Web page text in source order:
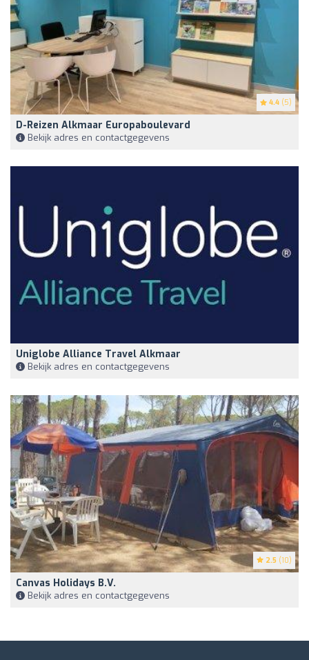
4.4 (5)
D-Reizen Alkmaar Europaboulevard
Bekijk adres en contactgegevens
Uniglobe Alliance Travel Alkmaar
Bekijk adres en contactgegevens
2.5 (10)
Canvas Holidays B.V.
Bekijk adres en contactgegevens